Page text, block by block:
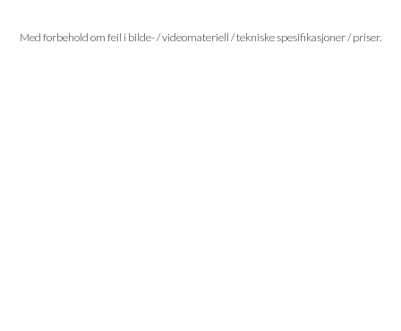
Med forbehold om feil i bilde- / videomateriell / tekniske spesifikasjoner / priser.